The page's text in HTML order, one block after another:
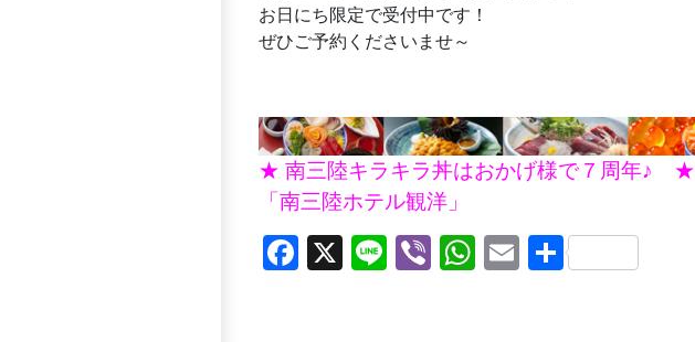
お日にち限定で受付中です！
ぜひご予約くださいませ～
★ 南三陸キラキラ丼はおかげ様で７周年♪ ★
「南三陸ホテル観洋」
Facebook
X LineViberWhatsApp
Email
共